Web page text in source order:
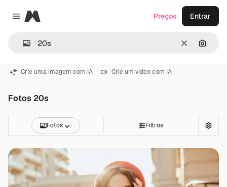
Close menu
Magnific
Limpar
Preços Entrar
Crie uma imagem com IA Crie um vídeo com IA
Fotos 20s
Fotos Filtros